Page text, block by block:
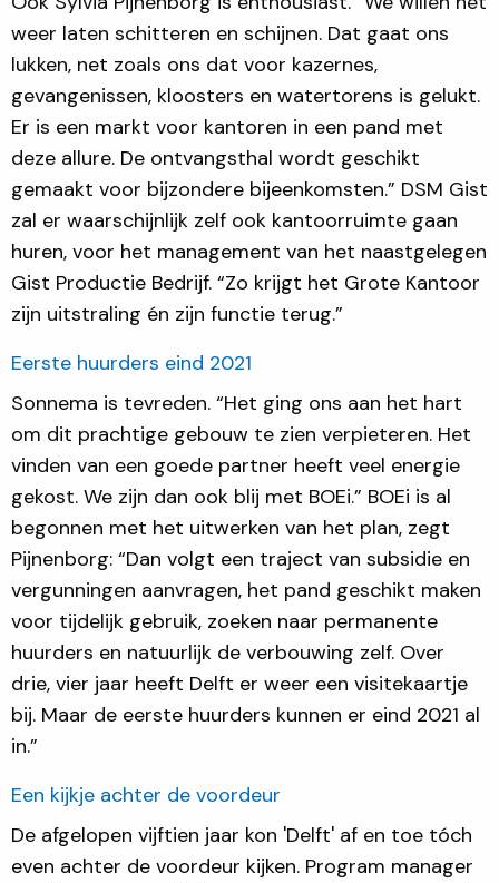
weer laten schitteren en schijnen. Dat gaat ons
lukken, net zoals ons dat voor kazernes,
gevangenissen, kloosters en watertorens is gelukt.
Er is een markt voor kantoren in een pand met
deze allure. De ontvangsthal wordt geschikt
gemaakt voor bijzondere bijeenkomsten.” DSM Gist
zal er waarschijnlijk zelf ook kantoorruimte gaan
huren, voor het management van het naastgelegen
Gist Productie Bedrijf. “Zo krijgt het Grote Kantoor
zijn uitstraling én zijn functie terug.”
Eerste huurders eind 2021
Sonnema is tevreden. “Het ging ons aan het hart
om dit prachtige gebouw te zien verpieteren. Het
vinden van een goede partner heeft veel energie
gekost. We zijn dan ook blij met BOEi.” BOEi is al
begonnen met het uitwerken van het plan, zegt
Pijnenborg: “Dan volgt een traject van subsidie en
vergunningen aanvragen, het pand geschikt maken
voor tijdelijk gebruik, zoeken naar permanente
huurders en natuurlijk de verbouwing zelf. Over
drie, vier jaar heeft Delft er weer een visitekaartje
bij. Maar de eerste huurders kunnen er eind 2021 al
in.”
Een kijkje achter de voordeur
De afgelopen vijftien jaar kon 'Delft' af en toe tóch
even achter de voordeur kijken. Program manager